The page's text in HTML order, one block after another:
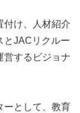
付け、人材紹介
とJACリクルー
営するビジョナ
ーとして、教育